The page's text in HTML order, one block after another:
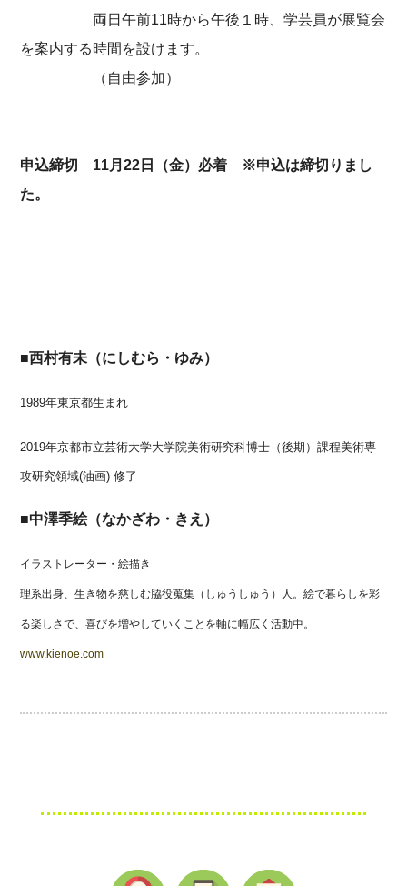
両日午前11時から午後１時、学芸員が展覧会
を案内する時間を設けます。
（自由参加）
申込締切 11月22日（金）必着 ※申込は締切りまし
た。
■西村有未（にしむら・ゆみ）
1989年東京都生まれ
2019年京都市立芸術大学大学院美術研究科博士（後期）課程美術専
攻研究領域(油画)修了
■中澤季絵（なかざわ・きえ）
イラストレーター・絵描き
理系出身、生き物を慈しむ脇役蒐集（しゅうしゅう）人。絵で暮らしを彩
る楽しさで、喜びを増やしていくことを軸に幅広く活動中。
www.kienoe.com